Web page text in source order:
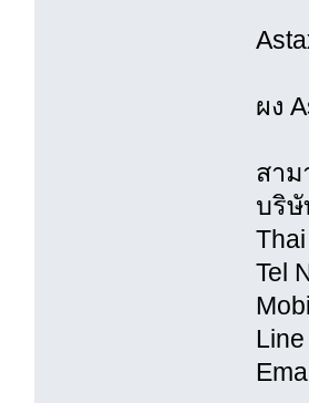
ผง
สา
บริ
Tel